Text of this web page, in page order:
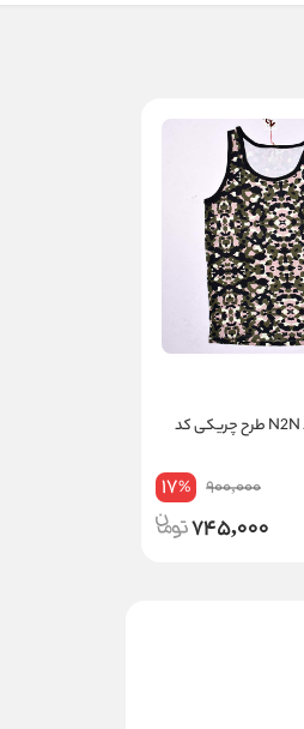
رکابی مردانه برند N2N طرح چریکی کد
900,000
17%
745,000